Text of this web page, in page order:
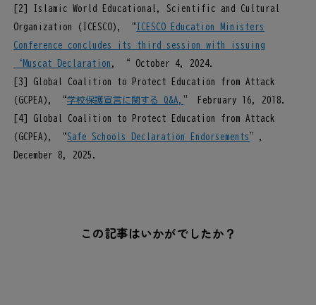
[2] Islamic World Educational, Scientific and Cultural
Organization (ICESCO), “ ICESCO Education Ministers
Conference concludes its third session with issuing
‘Muscat Declaration , “ October 4, 2024.
[3] Global Coalition to Protect Education from Attack
(GCPEA), “学校保護宣言に関する Q&A, ” February 16, 2018.
[4] Global Coalition to Protect Education from Attack
(GCPEA), “Safe Schools Declaration Endorsements ”,
December 8, 2025.
この記事はいかがでしたか？